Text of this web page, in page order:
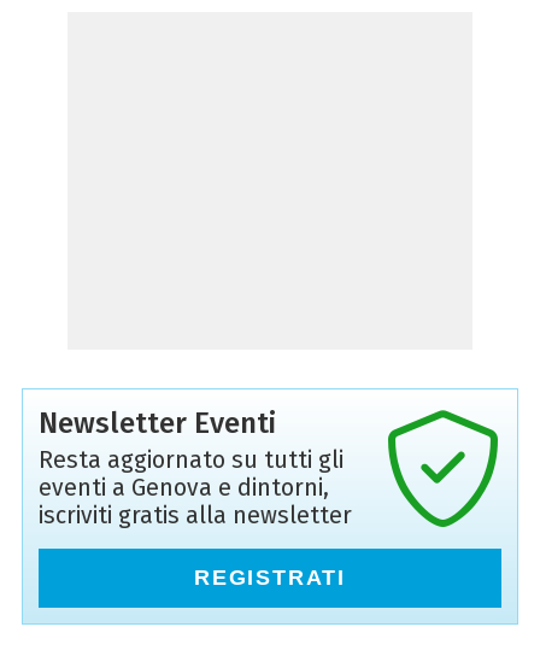
Newsletter Eventi
Resta aggiornato su tutti gli
eventi a Genova e dintorni,
iscriviti gratis alla newsletter
REGISTRATI